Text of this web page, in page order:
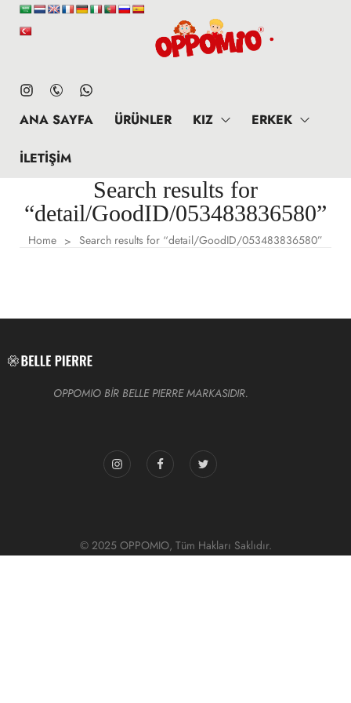
ANA SAYFA ÜRÜNLER KIZ ERKEK
İLETIŞIM
Search results for
“detail/GoodID/053483836580”
Home > Search results for “detail/GoodID/053483836580”
OPPOMIO BİR BELLE PIERRE MARKASIDIR.
© 2025 OPPOMIO, Tüm Hakları Saklıdır.